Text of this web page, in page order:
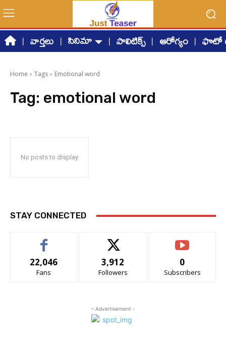
వార్తలు సినిమా పాలిటిక్స్ ఆరోగ్యం ఫొటో
Home Tags Emotional word
Tag: emotional word
No posts to display
STAY CONNECTED
22,046
Fans
3,912
Followers
0
Subscribers
- Advertisement -